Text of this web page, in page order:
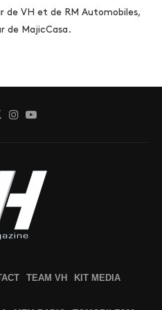
de VH et de RM Automobiles,
de MajicCasa.
TEAM VH KIT MEDIA